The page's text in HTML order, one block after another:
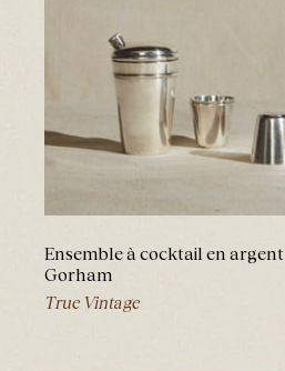
Ensemble à cocktail en argent
Gorham
True Vintage